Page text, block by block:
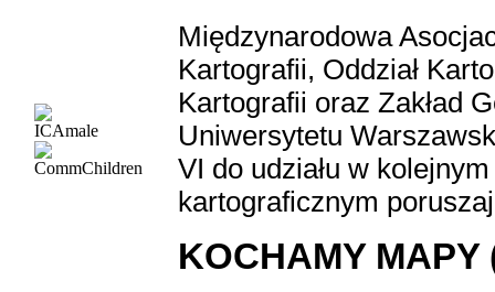
Międzynarodowa
Kartografii, Oddział
Kartografii oraz Zakład
Uniwersytetu
VI do udziału w
kartograficznym
KOCHAMY MAPY